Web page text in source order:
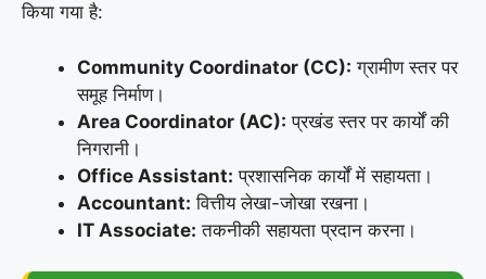
किया गया है:
Community Coordinator (CC): ग्रामीण स्तर पर
समूह निर्माण।
Area Coordinator (AC): प्रखंड स्तर पर कार्यों की
निगरानी।
Office Assistant: प्रशासनिक कार्यों में सहायता।
Accountant: वित्तीय लेखा-जोखा रखना।
IT Associate: तकनीकी सहायता प्रदान करना।